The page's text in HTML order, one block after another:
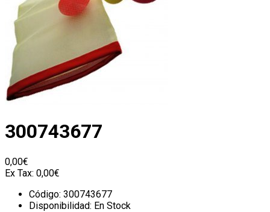
300743677
0,00€
Ex Tax: 0,00€
Código: 300743677
Disponibilidad: En Stock